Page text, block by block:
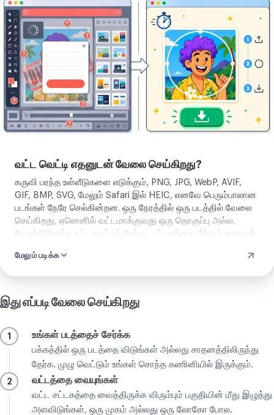
கருவியைத்
திற
வட்ட வெட்டி எதனுடன் வேலை செய்கிறது?
கருவி பரந்த உள்ளீடுகளை எடுக்கும், PNG, JPG, WebP, AVIF,
GIF, BMP, SVG, மேலும் Safari இல் HEIC, எனவே பெரும்பாலான
படங்கள் நேரே செல்கின்றன. ஒரு நேரத்தில் ஒரு படத்தில் வேலை
செய்கிறது, ஏனெனில் வட்டமாக்குவது ஒரு தொகுப்பு அல்ல,
வேண்டுமென்ற கட்டமைப்புத் தேர்வு, சட்டகத்தை நீங்கள் கையால்
வட்டமானதும் ஒரு
மேலும் படிக்க
இது எப்படி வேலை செய்கிறது
1 உங்கள் படத்தைச் சேர்க்க
பக்கத்தில் ஒரு படத்தை விடுங்கள் அல்லது சாதனத்திலிருந்து
தேர்க. முழு வெட்டும் உங்கள் சொந்த கணினியில் இருக்கும்.
2 வட்டத்தை வையுங்கள்
வட்ட சட்டகத்தை வைத்திருக்க விரும்பும் பகுதியின் மீது இழுத்து
அளவிடுங்கள், ஒரு முகம் அல்லது ஒரு லோகோ போல.